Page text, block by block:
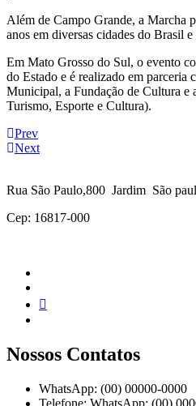
Além de Campo Grande, a Marcha
anos em diversas cidades do Brasil
Em Mato Grosso do Sul, o evento
do Estado e é realizado em parceria
Municipal, a Fundação de Cultura e
Turismo, Esporte e Cultura).
Prev
Next
Rua São Paulo,800 Jardim São
Cep: 16817-000
Nossos Contatos
WhatsApp: (00) 00000-0000
Telefone: WhatsApp: (00)